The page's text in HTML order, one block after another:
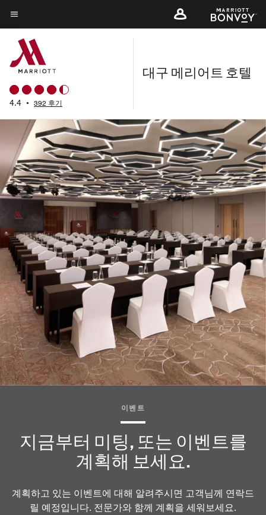
Skip
to
main
content
메뉴 텍스트
4.4 • 392 후기
대구 메리어트 호텔
이벤트
지금부터 미팅, 또는 이벤트를
계획해 보세요.
계획하고 있는 이벤트에 대해 알려주시면 고객님께 연락드
릴 예정입니다. 전문가와 함께 계획을 세워보세요.